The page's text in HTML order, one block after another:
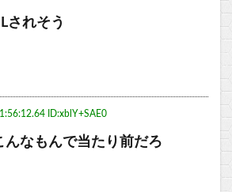
されそう
ID:xblY+SAE0
んなもんで当たり前だろ